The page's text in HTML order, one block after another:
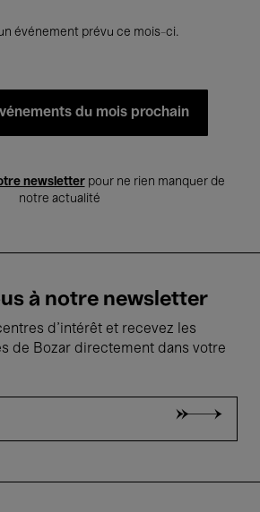
événement prévu ce mois-ci.
du mois prochain
newsletterpour ne rien manquer de
notre actualité
à notre newsletter
d'intérêt et recevez les
de Bozar directement dans votre